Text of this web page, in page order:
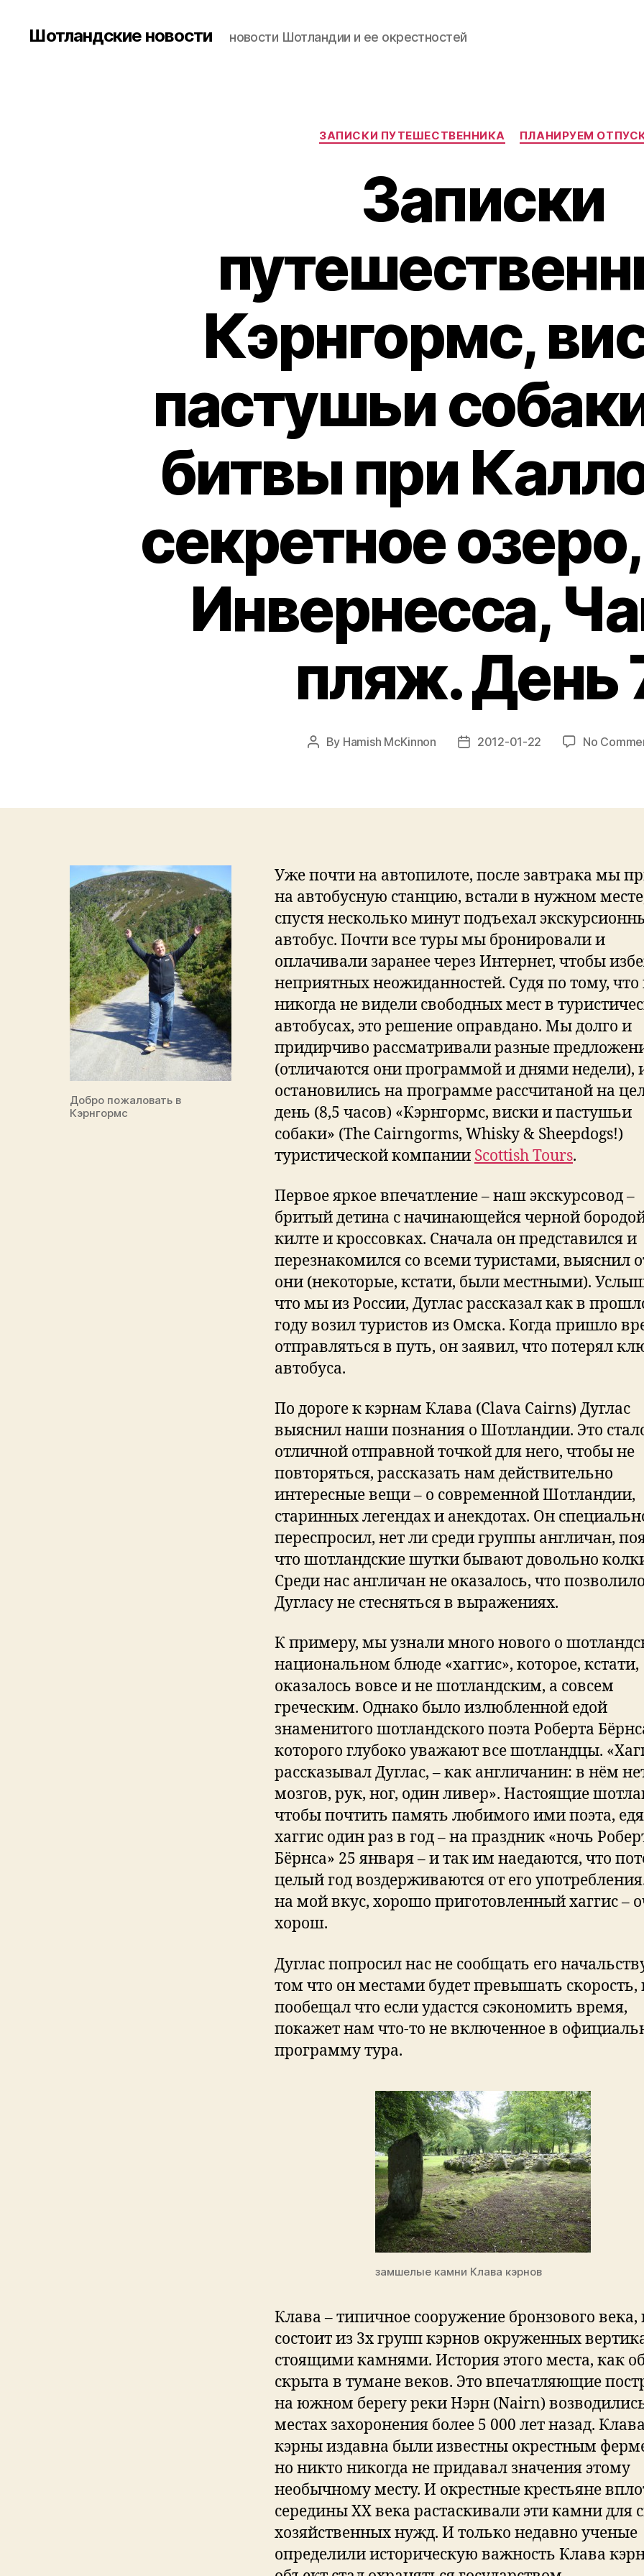
Шотландские новости новости Шотландии и ее окрестностей
Categories
ЗАПИСКИ ПУТЕШЕСТВЕННИКА ПЛАНИРУЕМ
Записки
Кэрнгормс,
пастушьи
битвы при
секретное
Инвернесса,
пляж. День
Post
By Hamish McKinnon
Post2012-01-22 No
Добро пожаловать в
Кэрнгормс
Уже почти на автопилоте, после завтрака мы
на автобусную станцию, встали в нужном
спустя несколько минут подъехал
автобус. Почти все туры мы бронировали и
оплачивали заранее через Интернет, чтобы
неприятных неожиданностей. Судя по тому,
никогда не видели свободных мест в
автобусах, это решение оправдано. Мы долго и
придирчиво рассматривали разные
(отличаются они программой и днями недели),
остановились на программе рассчитаной на
день (8,5 часов) «Кэрнгормс, виски и пастушьи
собаки» (The Cairngorms, Whisky & Sheepdogs!)
туристической компании Scottish Tours.
Первое яркое впечатление – наш экскурсовод –
бритый детина с начинающейся черной
килте и кроссовках. Сначала он представился и
перезнакомился со всеми туристами, выяснил
они (некоторые, кстати, были местными).
что мы из России, Дуглас рассказал как в
году возил туристов из Омска. Когда пришло
отправляться в путь, он заявил, что потерял
автобуса.
По дороге к кэрнам Клава (Clava Cairns) Дуглас
выяснил наши познания о Шотландии. Это
отличной отправной точкой для него, чтобы не
повторяться, рассказать нам действительно
интересные вещи – о современной Шотландии,
старинных легендах и анекдотах. Он
переспросил, нет ли среди группы англичан,
что шотландские шутки бывают довольно
Среди нас англичан не оказалось, что позволило
Дугласу не стесняться в выражениях.
К примеру, мы узнали много нового о
национальном блюде «хаггис», которое, кстати,
оказалось вовсе и не шотландским, а совсем
греческим. Однако было излюбленной едой
знаменитого шотландского поэта Роберта
которого глубоко уважают все шотландцы.
рассказывал Дуглас, – как англичанин: в нём
мозгов, рук, ног, один ливер». Настоящие
чтобы почтить память любимого ими поэта,
хаггис один раз в год – на праздник «ночь
Бёрнса» 25 января – и так им наедаются, что
целый год воздерживаются от его
на мой вкус, хорошо приготовленный хаггис –
хорош.
Дуглас попросил нас не сообщать его
том что он местами будет превышать скорость,
пообещал что если удастся сэкономить время,
покажет нам что-то не включенное в
программу тура.
замшелые камни Клава кэрнов
Клава – типичное сооружение бронзового века,
состоит из 3х групп кэрнов окруженных
стоящими камнями. История этого места, как
скрыта в тумане веков. Это впечатляющие
на южном берегу реки Нэрн (Nairn)
местах захоронения более 5 000 лет назад. Клава
кэрны издавна были известны окрестным
но никто никогда не придавал значения этому
необычному месту. И окрестные крестьяне
середины XX века растаскивали эти камни для
хозяйственных нужд. И только недавно ученые
определили историческую важность Клава